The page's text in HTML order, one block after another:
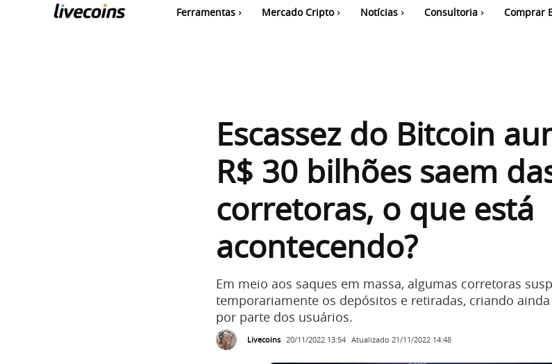
Ferramentas Mercado Cripto Notícias Consultoria Comprar
Escassez do Bitcoin
R$ 30 bilhões saem
corretoras, o que está
acontecendo?
Em meio aos saques em massa, algumas corretoras
temporariamente os depósitos e retiradas, criando
por parte dos usuários.
Livecoins 20/11/2022 13:54 Atualizado 21/11/2022 14:48